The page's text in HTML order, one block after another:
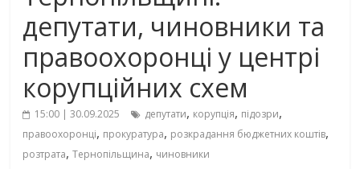
депутати, чиновники та
правоохоронці у центрі
корупційних схем
15:00 | 30.09.2025 депутати, корупція, підозри,
правоохоронці, прокуратура, розкрадання бюджетних коштів,
розтрата,Тернопільщина, чиновники